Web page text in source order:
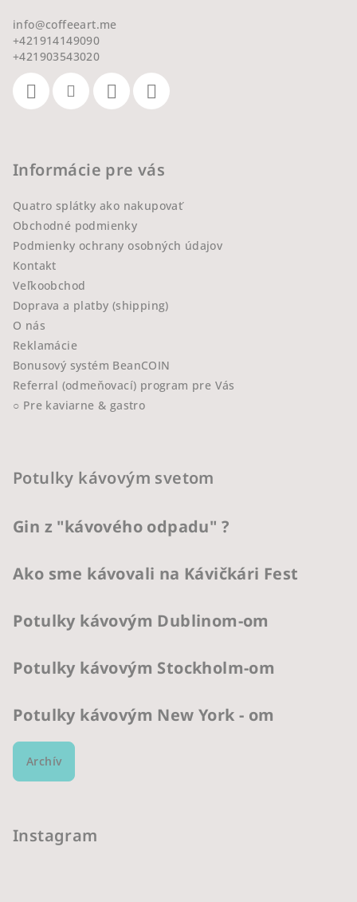
info@coffeeart.me
+421914149090
+421903543020
Informácie pre vás
Quatro splátky ako nakupovať
Obchodné podmienky
Podmienky ochrany osobných údajov
Kontakt
Veľkoobchod
Doprava a platby (shipping)
O nás
Reklamácie
Bonusový systém BeanCOIN
Referral (odmeňovací) program pre Vás
○ Pre kaviarne & gastro
Potulky kávovým svetom
Gin z "kávového odpadu" ?
Ako sme kávovali na Kávičkári Fest
Potulky kávovým Dublinom-om
Potulky kávovým Stockholm-om
Potulky kávovým New York - om
Archív
Instagram